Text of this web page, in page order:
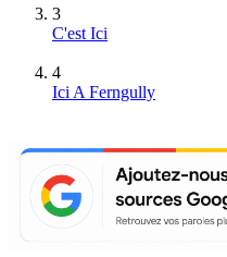
3
C'est Ici
4
Ici A Ferngully